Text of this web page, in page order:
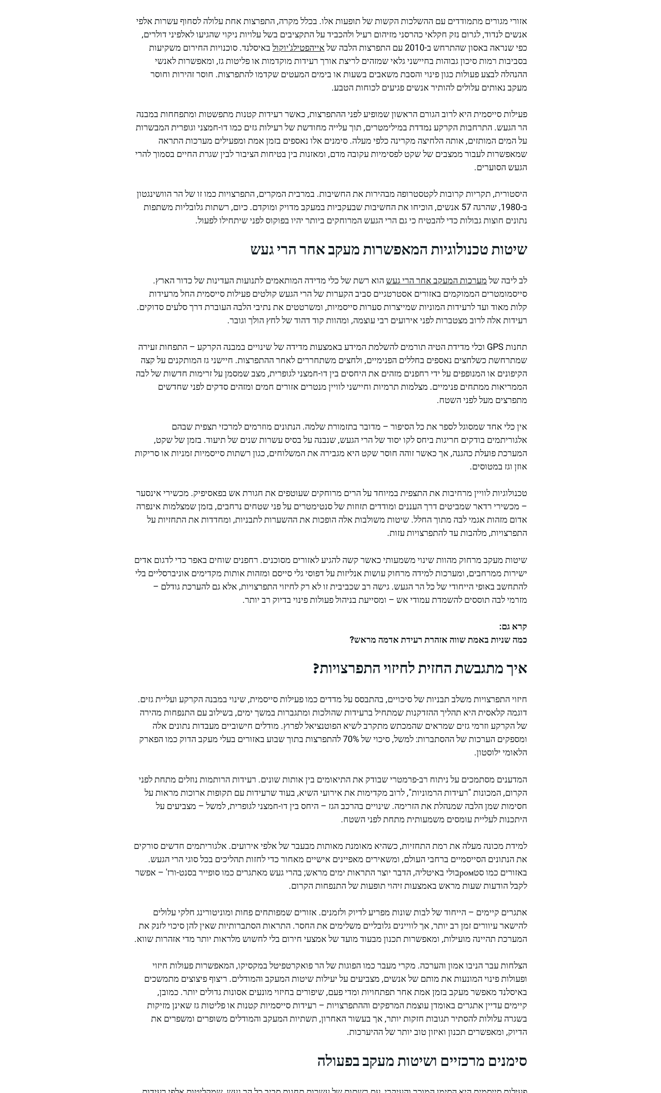
אזורי מגורים מתמודדים עם ההשלכות הקשות של תופעות אלו. בכלל מקרה, התפרצות אחת עלולה לסחוף עשרות אלפי
אנשים לנדוד, לגרום נזק חקלאי כהרסני מזיהום רעיל ולהכביד על התקציבים בשל עלויות ניקוי שהגיעו לאלפיני דולרים,
כפי שנראה באסון שהתרחש ב-2010 עם התפרצות הלבה של
אייהפטילג'יוקול באיסלנד. סוכנויות החירום משקיעות
בסביבות רמות סיכון גבוהות בחיישני גלאי שמזהים לריצת אורך רעידות מוקדמות או פליטות גז, ומאפשרות לאנשי
ההנהלה לבצע פעולות כגון פינוי והסבת משאבים בשעות או בימים המעטים שקדמו להתפרצות. חוסר זהירות וחוסר
מעקב נאותים עלולים להותיר אנשים פגיעים לכוחות הטבע.
פעילות סייסמית היא לרוב הגורם הראשון שמופיע לפני ההתפרצות, כאשר רעידות קטנות מתפשטות ומתפחחות במבנה
הר הגעש. התרחבות הקרקע נמדדת במילימטרים, תוך עלייה מחודשת של רעילות גזים כמו דו-חמצני וגופרית המבשרות
על המים המותזים, אותה הלחיצה מקרינה כלפי מעלה. סימנים אלו נאספים בזמן אמת ומפעילים מערכות התראה
שמאפשרות לעבור ממצבים של שקט לפסימיות עקובה מדם, ומאזנות בין בטיחות הציבור לבין שגרת החיים בסמוך להרי
הגעש הסוערים.
היסטורית, תקריות קרובות לקטסטרופה מבהירות את החשיבות. במרבית המקרים, התפרצויות כמו זו של הר הוושינגטון
ב-1980, שהרגה 57 אנשים, הוכיחו את החשיבות שבעקביות במעקב מדויק ומוקדם. כיום, רשתות גלובליות משתפות
נתונים חוצות גבולות כדי להבטיח כי גם הרי הגעש המרוחקים ביותר יהיו בפוקוס לפני שיתחילו לפעול.
שיטות טכנולוגיות המאפשרות מעקב אחר הרי געש
לב ליבה של מערכות המעקב אחר הרי געש הוא רשת של כלי מדידה המותאמים לתנועות העדינות של כדור הארץ.
סייסמומטרים הממוקמים באזורים אסטרטגיים סביב הקערות של הרי הגעש קולטים פעילות סייסמית החל מרעידות
קלות מאוד ועד לרעידות המוניות שמייצרות סערות סייסמיות, ומשרטטים את נתיבי הלבה העוברת דרך סלעים סדוקים.
רעידות אלה לרוב מצטברות לפני אירועים רבי עוצמה, ומהוות קוד דהוד של לחץ הולך וגובר.
תחנות GPS וכלי מדידת הטיה תורמים להשלמת המידע באמצעות מדידה של שינויים במבנה הקרקע – התפחות זעירה
שמתרחשת כשלחצים נאספים בחללים הפנימיים, ולחצים משתחררים לאחר ההתפרצות. חיישני גז המותקנים על קצה
הקיפונים או המנופפים על ידי רחפנים מזהים את היחסים בין דו-חמצני לגופרית, מצב שמסמן על זרימות חדשות של לבה
הממריאות ממתחים פנימיים. מצלמות תרמיות וחיישני לוויין מנטרים אזורים חמים ומזהים סדקים לפני שחדשים
מתפרצים מעל לפני השטח.
אין כלי אחד שמסוגל לספר את כל הסיפור – מדובר בתזמורת שלמה. הנתונים מוזרמים למרכזי תצפית שבהם
אלגוריתמים בודקים חריגות ביחס לקו יסוד של הרי הגעש, שנבנה על בסיס עשרות שנים של תיעוד. בזמן של שקט,
המערכת פועלת כהגנה, אך כאשר זוהה חוסר שקט היא מגבירה את המשלוחים, כגון רשתות סייסמיות זמניות או סריקות
אוזן וגז במטוסים.
טכנולוגיות לוויין מרחיבות את התצפית במיוחד על הרים מרוחקים שעוטפים את חגורת אש בפאסיפיק. מכשירי אינסער
– מכשירי רדאר שמביטים דרך העננים ומודדים תזוזות של סנטימטרים על פני שטחים נרחבים, בזמן שמצלמות אינפרה
אדום מזהות אגמי לבה מתוך החלל. שיטות משולבות אלה הופכות את ההשערות לתבניות, ומחדדות את התחזיות על
התפרצויות, מלהבות עד להתפרצויות עזות.
שיטות מעקב מרחוק מהוות שינוי משמעותי כאשר קשה להגיע לאזורים מסוכנים. רחפנים שוחים באפר כדי לדגום אדים
ישירות ממרחבים, ומערכות למידה מרחוק עושות אנליזות על דפוסי גלי סייסם ומזהות אותות מקדימים אוניברסליים בלי
להתחשב באופי הייחודי של כל הר הגעש. גישה רב שכביבית זו לא רק לחיזוי התפרצויות, אלא גם להערכת גודלם –
מזרמי לבה תוססים להשמדת עמודי אש – ומסייעת בניהול פעולות פינוי בדיוק רב יותר.
קרא גם:
כמה שניות באמת שווה אזהרת רעידת אדמה מראש?
איך מתגבשת החזית לחיזוי התפרצויות?
חיזוי התפרצויות משלב תבניות של סיכויים, בהתבסס על מדדים כמו פעילות סייסמית, שינוי במבנה הקרקע ועליית גזים.
דוגמה קלאסית היא תהליך ההזדקנות שמתחיל ברעידות שהולכות ומתגברות במשך ימים, בשילוב עם התנפחות מהירה
של הקרקע וזרמי גזים שמראים שהמכתש מתקרב לשיא הפוטנציאל לפרוץ. מודלים חישוביים מעבדות נתונים אלה
ומספקים הערכות של ההסתברות: למשל, סיכוי של 70% להתפרצות בתוך שבוע באזורים בעלי מעקב הדוק כמו הפארק
הלאומי ילוסטון.
המדענים מסתמכים על ניתוח רב-פרמטרי שבודק את התיאומים בין אותות שונים. רעידות הרותמות נוזלים מתחת לפני
הקרום, המכונות "רעידות הרמוניות", לרוב מקדימות את אירועי השיא, בעוד שרעידות עם תקופות ארוכות מראות על
חסימות שמן הלבה שמנהלת את הזרימה. שינויים בהרכב הגז – היחס בין דו-חמצני לגופרית, למשל – מצביעים על
היתכנות לעליית עומסים משמעותית מתחת לפני השטח.
למידת מכונה מעלה את רמת התחזיות, כשהיא מאומנת מאותות מבעבר של אלפי אירועים. אלגוריתמים חדשים סורקים
את הנתונים הסייסמיים ברחבי העולם, ומשאירים מאפיינים אישיים מאחור כדי לחזות תהליכים בכל סוגי הרי הגעש.
באזורים כמו סטромבולי באיטליה, הדבר יוצר התראות ימים מראש; בהרי געש מאתגרים כמו סופייר בסנט-ורז' – אפשר
לקבל הודעות שעות מראש באמצעות זיהוי תופעות של התנפחות הקרום.
אתגרים קיימים – הייחוד של לבות שונות מפריע לדיוק ולזמנים. אזורים שמפותחים פחות ומוניטורינג חלקי עלולים
להישאר עיוורים זמן רב יותר, אך לוויינים גלובליים משלימים את החסר. התראות הסתברותיות שאין להן סיכוי לזנק את
המערכת תהיינה מועילות, ומאפשרות תכנון מבעוד מועד של אמצעי חירום בלי לחשוש מלראות יותר מדי אזהרות שווא.
הצלחות עבר הניבו אמון והערכה. מקרי מעבר כמו הפוגות של הר פואקרטפיטל במקסיקו, המאפשרות פעולות חיזוי
ופעולות פינוי המונעות את מותם של אנשים, מצביעים על יעילות שיטות המעקב והמודלים. ריצוף פיצוצים מתמשכים
באיסלנד מאפשר מעקב בזמן אמת אחר תפתחויות ומדי פעם, שיפורים בחיזוי מונעים אסונות גדולים יותר. כמובן,
קיימים עדיין אתגרים באומדן עוצמת המרפקים וההתפרצויות – רעידות סייסמיות קטנות או פליטות גז שאינן מזיקות
בשגרה עלולות להסתיר תגובות חזקות יותר, אך בעשור האחרון, תשתיות המעקב והמודלים משופרים ומשפרים את
הדיוק, ומאפשרים תכנון ואיזון טוב יותר של ההיערכות.
סימנים מרכזיים ושיטות מעקב בפעולה